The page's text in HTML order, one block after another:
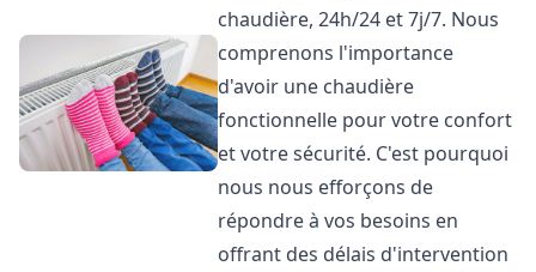
chaudière, 24h/24 et 7j/7. Nous
comprenons l'importance
d'avoir une chaudière
fonctionnelle pour votre confort
et votre sécurité. C'est pourquoi
nous nous efforçons de
répondre à vos besoins en
offrant des délais d'intervention